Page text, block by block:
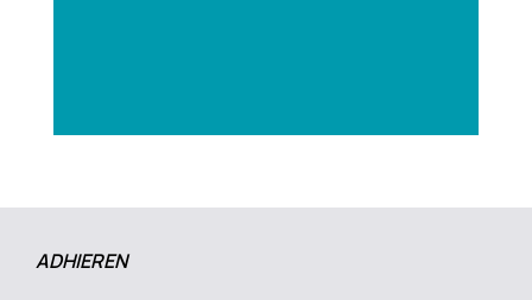
ADHIEREN